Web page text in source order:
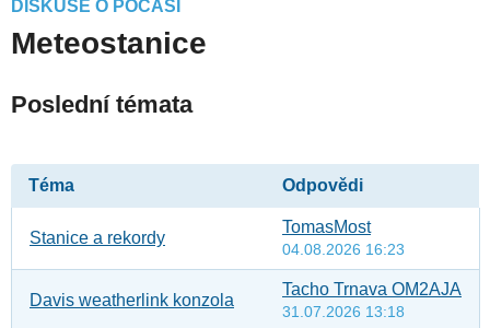
DISKUSE O POČASÍ
Meteostanice
Poslední témata
Téma Odpovědi
Stanice a rekordy
TomasMost
04.08.2026 16:23
Davis weatherlink konzola
Tacho Trnava OM2AJA
31.07.2026 13:18